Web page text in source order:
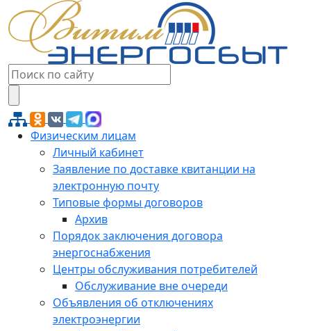
Физическим лицам
Личный кабинет
Заявление по доставке квитанции на
электронную почту
Типовые формы договоров
Архив
Порядок заключения договора
энергоснабжения
Центры обслуживания потребителей
Обслуживание вне очереди
Объявления об отключениях
электроэнергии